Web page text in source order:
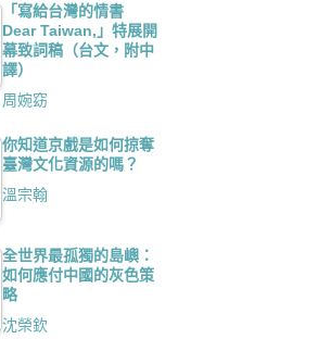
「寫給台灣的情書
Dear Taiwan,」特展開
幕致詞稿（台文，附中
譯）
周婉窈
你知道京戲是如何掠奪
臺灣文化資源的嗎？
溫宗翰
全世界最孤獨的島嶼：
如何應付中國的灰色策
略
沈榮欽